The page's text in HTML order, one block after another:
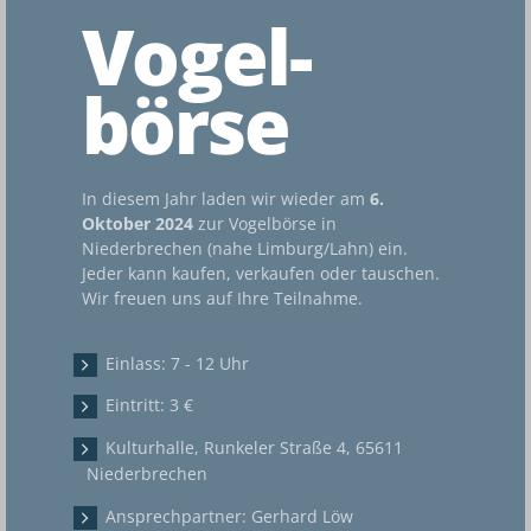
Vogel-
börse
In diesem Jahr laden wir wieder am 6.
Oktober 2024 zur Vogelbörse in
Niederbrechen (nahe Limburg/Lahn) ein.
Jeder kann kaufen, verkaufen oder tauschen.
Wir freuen uns auf Ihre Teilnahme.
Einlass: 7 - 12 Uhr
Eintritt: 3 €
Kulturhalle, Runkeler Straße 4, 65611
Niederbrechen
Ansprechpartner: Gerhard Löw